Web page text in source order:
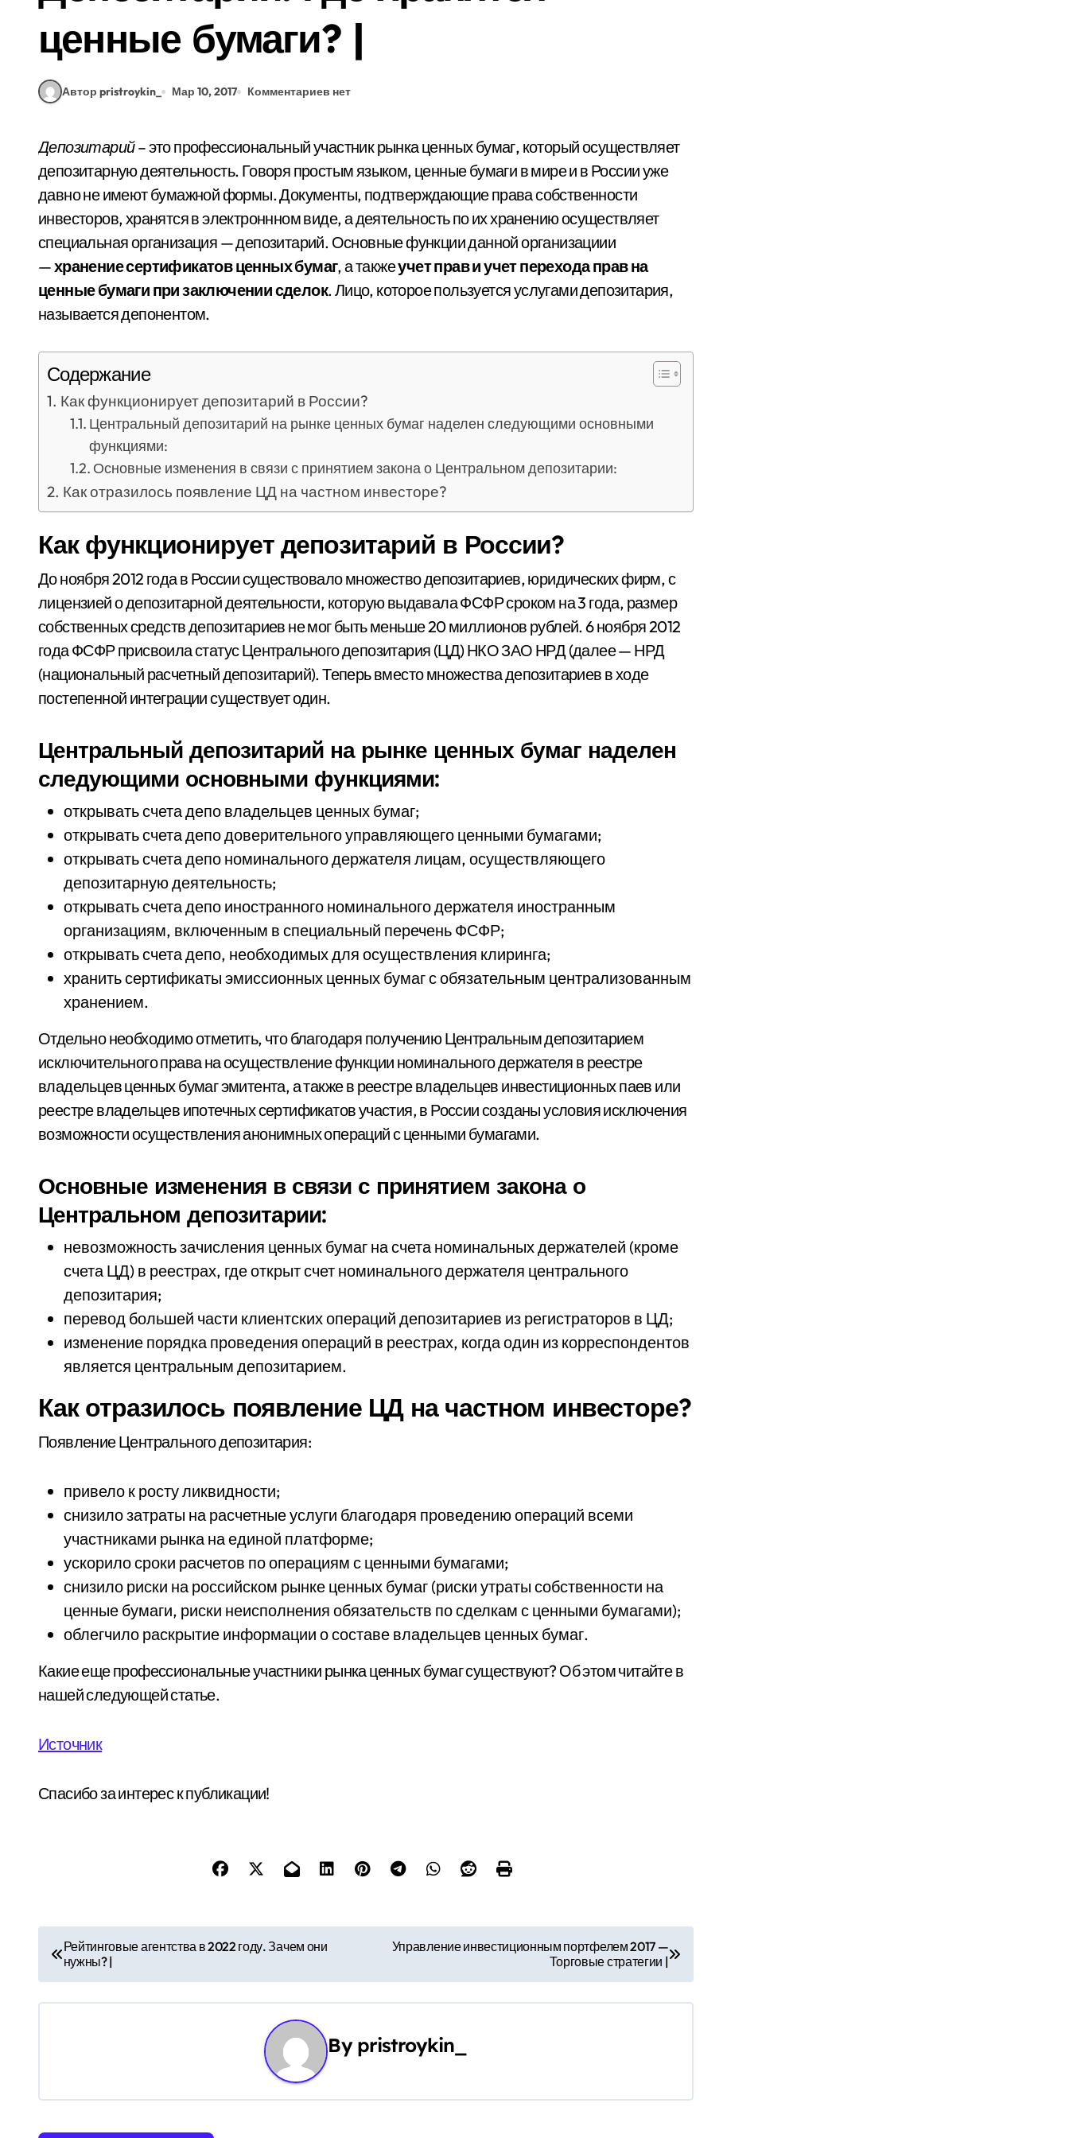
ценные бумаги? |
Автор pristroykin_ Мар 10, 2017 Комментариев нет
Депозитарий– это профессиональный участник рынка ценных бумаг, который осуществляет
депозитарную деятельность. Говоря простым языком, ценные бумаги в мире и в России уже
давно не имеют бумажной формы. Документы, подтверждающие права собственности
инвесторов, хранятся в электроннном виде, а деятельность по их хранению осуществляет
специальная организация — депозитарий. Основные функции данной организациии
—хранение сертификатов ценных бумаг, а такжеучет прав и учет перехода прав на
ценные бумаги при заключении сделок. Лицо, которое пользуется услугами депозитария,
называется депонентом.
Содержание
Как функционирует депозитарий в России?
Центральный депозитарий на рынке ценных бумаг наделен следующими основными
функциями:
Основные изменения в связи с принятием закона о Центральном депозитарии:
Как отразилось появление ЦД на частном инвесторе?
Как функционирует депозитарий в России?
До ноября 2012 года в России существовало множество депозитариев, юридических фирм, с
лицензией о депозитарной деятельности, которую выдавала ФСФР сроком на 3 года, размер
собственных средств депозитариев не мог быть меньше 20 миллионов рублей. 6 ноября 2012
года ФСФР присвоила статус Центрального депозитария (ЦД) НКО ЗАО НРД (далее — НРД
(национальный расчетный депозитарий). Теперь вместо множества депозитариев в ходе
постепенной интеграции существует один.
Центральный депозитарий на рынке ценных бумаг наделен
следующими основными функциями:
открывать счета депо владельцев ценных бумаг;
открывать счета депо доверительного управляющего ценными бумагами;
открывать счета депо номинального держателя лицам, осуществляющего
депозитарную деятельность;
открывать счета депо иностранного номинального держателя иностранным
организациям, включенным в специальный перечень ФСФР;
открывать счета депо, необходимых для осуществления клиринга;
хранить сертификаты эмиссионных ценных бумаг с обязательным централизованным
хранением.
Отдельно необходимо отметить, что благодаря получению Центральным депозитарием
исключительного права на осуществление функции номинального держателя в реестре
владельцев ценных бумаг эмитента, а также в реестре владельцев инвестиционных паев или
реестре владельцев ипотечных сертификатов участия, в России созданы условия исключения
возможности осуществления анонимных операций с ценными бумагами.
Основные изменения в связи с принятием закона о
Центральном депозитарии:
невозможность зачисления ценных бумаг на счета номинальных держателей (кроме
счета ЦД) в реестрах, где открыт счет номинального держателя центрального
депозитария;
перевод большей части клиентских операций депозитариев из регистраторов в ЦД;
изменение порядка проведения операций в реестрах, когда один из корреспондентов
является центральным депозитарием.
Как отразилось появление ЦД на частном инвесторе?
Появление Центрального депозитария:
привело к росту ликвидности;
снизило затраты на расчетные услуги благодаря проведению операций всеми
участниками рынка на единой платформе;
ускорило сроки расчетов по операциям с ценными бумагами;
снизило риски на российском рынке ценных бумаг (риски утраты собственности на
ценные бумаги, риски неисполнения обязательств по сделкам с ценными бумагами);
облегчило раскрытие информации о составе владельцев ценных бумаг.
Какие еще профессиональные участники рынка ценных бумаг существуют? Об этом читайте в
нашей следующей статье.
Источник
Спасибо за интерес к публикации!
а
в
а
Рейтинговые агентства в 2022 году. Зачем они
нужны? |
Управление инвестиционным портфелем 2017 —
Торговые стратегии |
By pristroykin_